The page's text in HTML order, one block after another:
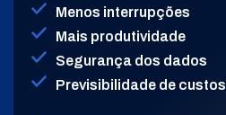
Menos interrupções
Mais produtividade
Segurança dos dados
Previsibilidade de custos